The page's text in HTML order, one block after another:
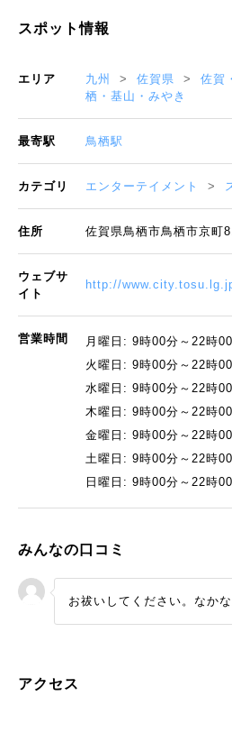
スポット情報
エリア 九州 佐賀県 佐賀
栖・基山・みやき
最寄駅 鳥栖駅
カテゴリ エンターテイメント
住所 佐賀県鳥栖市鳥栖市京町
ウェブサ
イト
http://
営業時間
月曜日: 9時00分～22時
火曜日: 9時00分～22時
水曜日: 9時00分～22時
木曜日: 9時00分～22時
金曜日: 9時00分～22時
土曜日: 9時00分～22時
日曜日: 9時00分～22時
みんなの口コミ
お祓いしてください。なか
アクセス